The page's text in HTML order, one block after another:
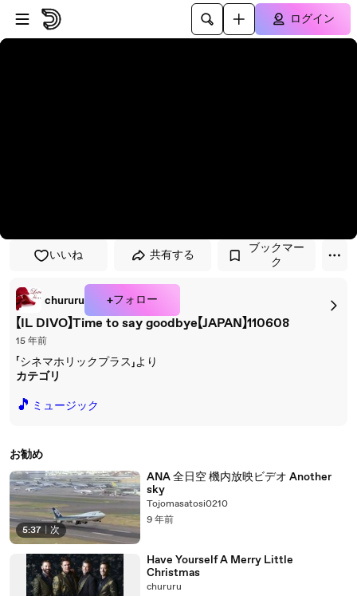
プレイヤーにスキップ
メインコンテンツにスキップ
ログイン
いいね 共有する
ブックマー
ク
chururu +フォロー
【IL DIVO】Time to say goodbye【JAPAN】110608
15 年前
「シネマホリックプラス」より
カテゴリ
🎵 ミュージック
お勧め
5:37 次
ANA 全日空 機内放映ビデオ Another
sky
Tojomasatosi0210
9 年前
Have Yourself A Merry Little
Christmas
chururu